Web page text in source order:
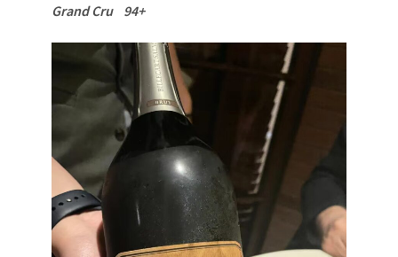
Grand Cru 94+